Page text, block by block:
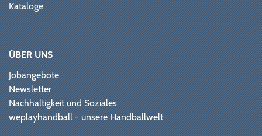
Kataloge
ÜBER UNS
Jobangebote
Newsletter
Nachhaltigkeit und Soziales
weplayhandball - unsere Handballwelt